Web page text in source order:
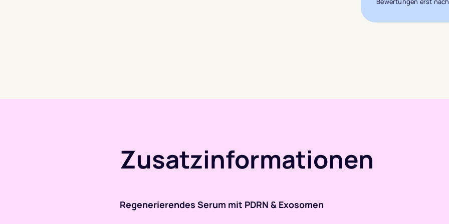
Zusatzinformationen
Regenerierendes Serum mit PDRN & Exosomen